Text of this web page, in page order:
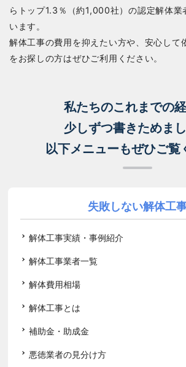
らトップ1.3％（約1,000社）の認定解体業
います。
解体工事の費用を抑えたい方や、安心して
をお探しの方はぜひご利用ください。
私たちのこれまでの
少しずつ書きためまし
以下メニューもぜひご覧
失敗しない解体工
解体工事実績・事例紹介
解体工事業者一覧
解体費用相場
解体工事とは
補助金・助成金
悪徳業者の見分け方